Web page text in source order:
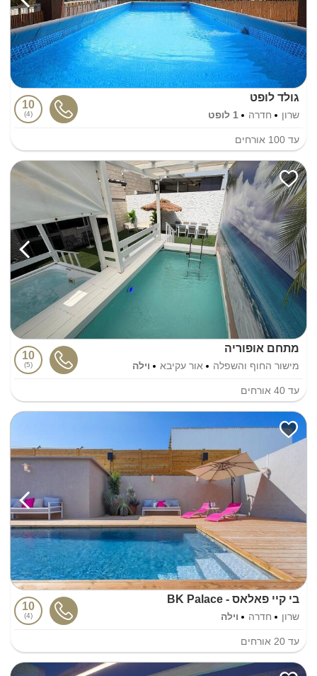
גולד לופט
שרון חדרה 1 לופט
10
4
עד 100 אורחים
מתחם אופוריה
מישור החוף והשפלה אור עקיבא וילה
10
5
עד 40 אורחים
בי קיי פאלאס - BK Palace
שרון חדרה וילה
10
4
עד 20 אורחים